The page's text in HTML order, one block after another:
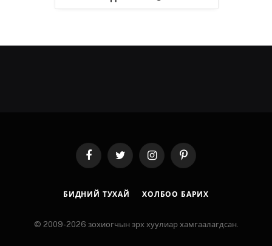
FacebookTwitter InstagramPinterest
БИДНИЙ ТУХАЙ ХОЛБОО БАРИХ
© 2009-2026 зохиогчын эрх хуулиар хамгаалагдсан.